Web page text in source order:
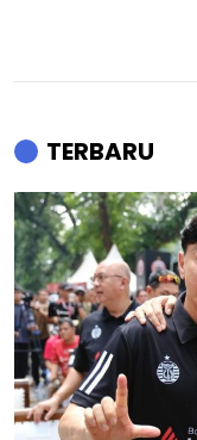
TERBARU